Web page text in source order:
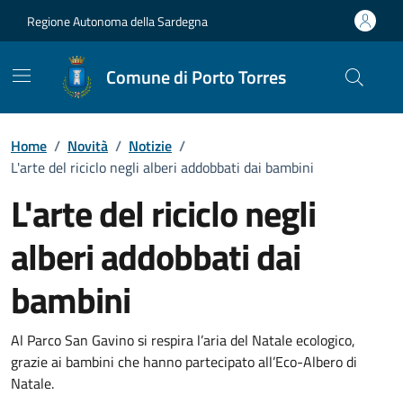
Regione Autonoma della Sardegna
Comune di Porto Torres
Home / Novità / Notizie /
L'arte del riciclo negli alberi addobbati dai bambini
L'arte del riciclo negli
alberi addobbati dai
bambini
Dettagli della notizia
Al Parco San Gavino si respira l’aria del Natale ecologico,
grazie ai bambini che hanno partecipato all’Eco-Albero di
Natale.